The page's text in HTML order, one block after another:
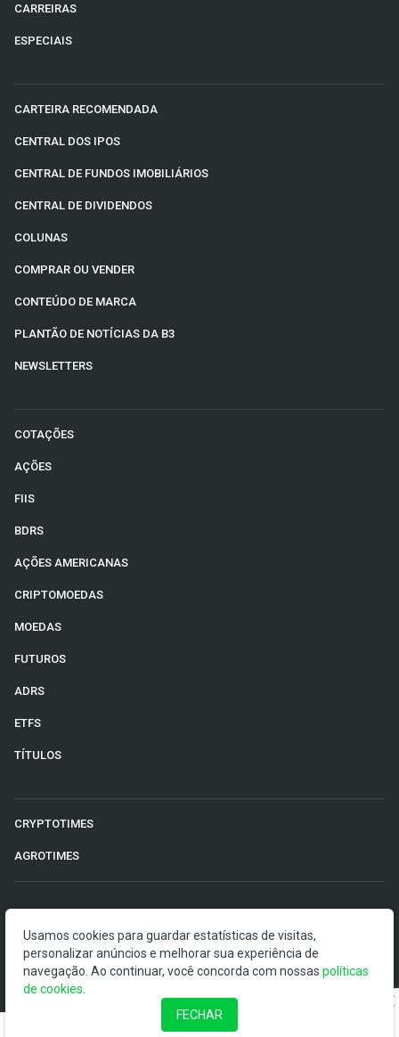
CARREIRAS
ESPECIAIS
CARTEIRA RECOMENDADA
CENTRAL DOS IPOS
CENTRAL DE FUNDOS IMOBILIÁRIOS
CENTRAL DE DIVIDENDOS
COLUNAS
COMPRAR OU VENDER
CONTEÚDO DE MARCA
PLANTÃO DE NOTÍCIAS DA B3
NEWSLETTERS
COTAÇÕES
AÇÕES
FIIS
BDRS
AÇÕES AMERICANAS
CRIPTOMOEDAS
MOEDAS
FUTUROS
ADRS
ETFS
TÍTULOS
CRYPTOTIMES
AGROTIMES
O Money Times publica matérias de cunho jornalístico, que
visam a democratização da informação. Nossas
publicações devem ser compreendidas como boletins
anunciadores e divulgadores, e não como uma
Usamos cookies para guardar estatísticas de visitas,
personalizar anúncios e melhorar sua experiência de
navegação. Ao continuar, você concorda com nossas políticas
de cookies
FECHAR